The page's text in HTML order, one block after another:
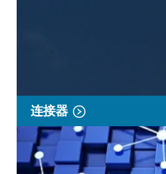
连接器